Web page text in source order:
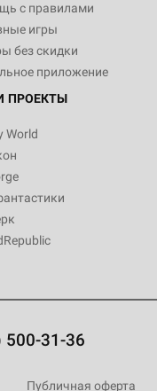
с правилами
игры
без скидки
приложение
ПРОЕКТЫ
World
500-31-36
Публичная оферта